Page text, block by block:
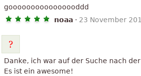
goooooooooooooooddd
noaa · 23 November
Danke, ich war auf der Suche nach
Es ist ein awesome!